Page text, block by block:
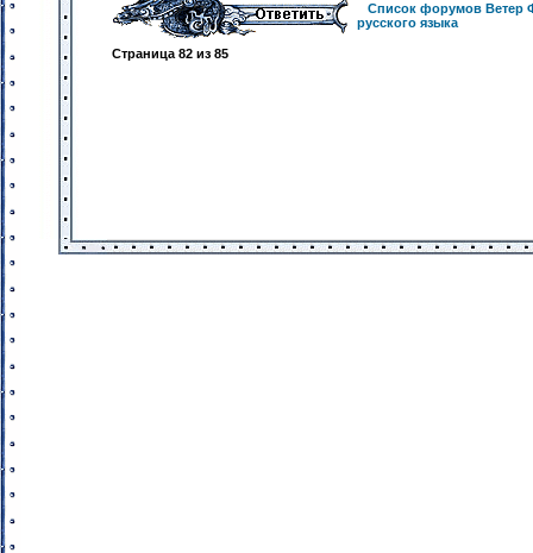
Список форумов Ветер
русского языка
Страница 82 из 85